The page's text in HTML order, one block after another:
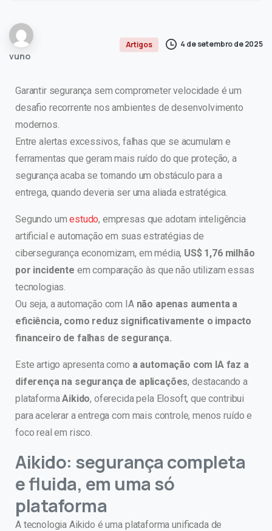
vuno
Artigos 4 de setembro de 2025
Garantir segurança sem comprometer velocidade é um
desafio recorrente nos ambientes de desenvolvimento
modernos.
Entre alertas excessivos, falhas que se acumulam e
ferramentas que geram mais ruído do que proteção, a
segurança acaba se tornando um obstáculo para a
entrega, quando deveria ser uma aliada estratégica.
Segundo umestudo, empresas que adotam inteligência
artificial e automação em suas estratégias de
cibersegurança economizam, em média, US$ 1,76 milhão
por incidente em comparação às que não utilizam essas
tecnologias.
Ou seja, a automação com IA não apenas aumenta a
eficiência, como reduz significativamente o impacto
financeiro de falhas de segurança.
Este artigo apresenta como a automação com IA faz a
diferença na segurança de aplicações, destacando a
plataformaAikido, oferecida pela Elosoft, que contribui
para acelerar a entrega com mais controle, menos ruído e
foco real em risco.
Aikido: segurança completa
e fluida, em uma só
plataforma
A tecnologia Aikido é uma plataforma unificada de